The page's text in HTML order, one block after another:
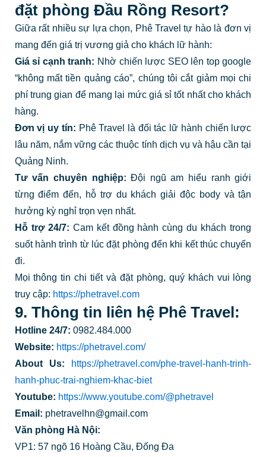
đặt phòng Đầu Rồng Resort?
Giữa rất nhiều sự lựa chọn, Phê Travel tự hào là đơn vị
mang đến giá trị vương giả cho khách lữ hành:
Giá sỉ cạnh tranh: Nhờ chiến lược SEO lên top google
“không mất tiền quảng cáo”, chúng tôi cắt giảm mọi chi
phí trung gian để mang lại mức giá sỉ tốt nhất cho khách
hàng.
Đơn vị uy tín: Phê Travel là đối tác lữ hành chiến lược
lâu năm, nắm vững các thuộc tính dịch vụ và hậu cần tại
Quảng Ninh.
Tư vấn chuyên nghiệp: Đội ngũ am hiểu ranh giới
từng điểm đến, hỗ trợ du khách giải độc body và tận
hưởng kỳ nghỉ trọn vẹn nhất.
Hỗ trợ 24/7: Cam kết đồng hành cùng du khách trong
suốt hành trình từ lúc đặt phòng đến khi kết thúc chuyến
đi.
Mọi thông tin chi tiết và đặt phòng, quý khách vui lòng
truy cập: https://phetravel.com
9. Thông tin liên hệ Phê Travel:
Hotline 24/7: 0982.484.000
Website: https://phetravel.com/
About Us:
https://phetravel.com/phe-travel-hanh-trinh-
hanh-phuc-trai-nghiem-khac-biet
Youtube: https://www.youtube.com/@phetravel
Email: phetravelhn@gmail.com
Văn phòng Hà Nội:
VP1: 57 ngõ 16 Hoàng Cầu, Đống Đa